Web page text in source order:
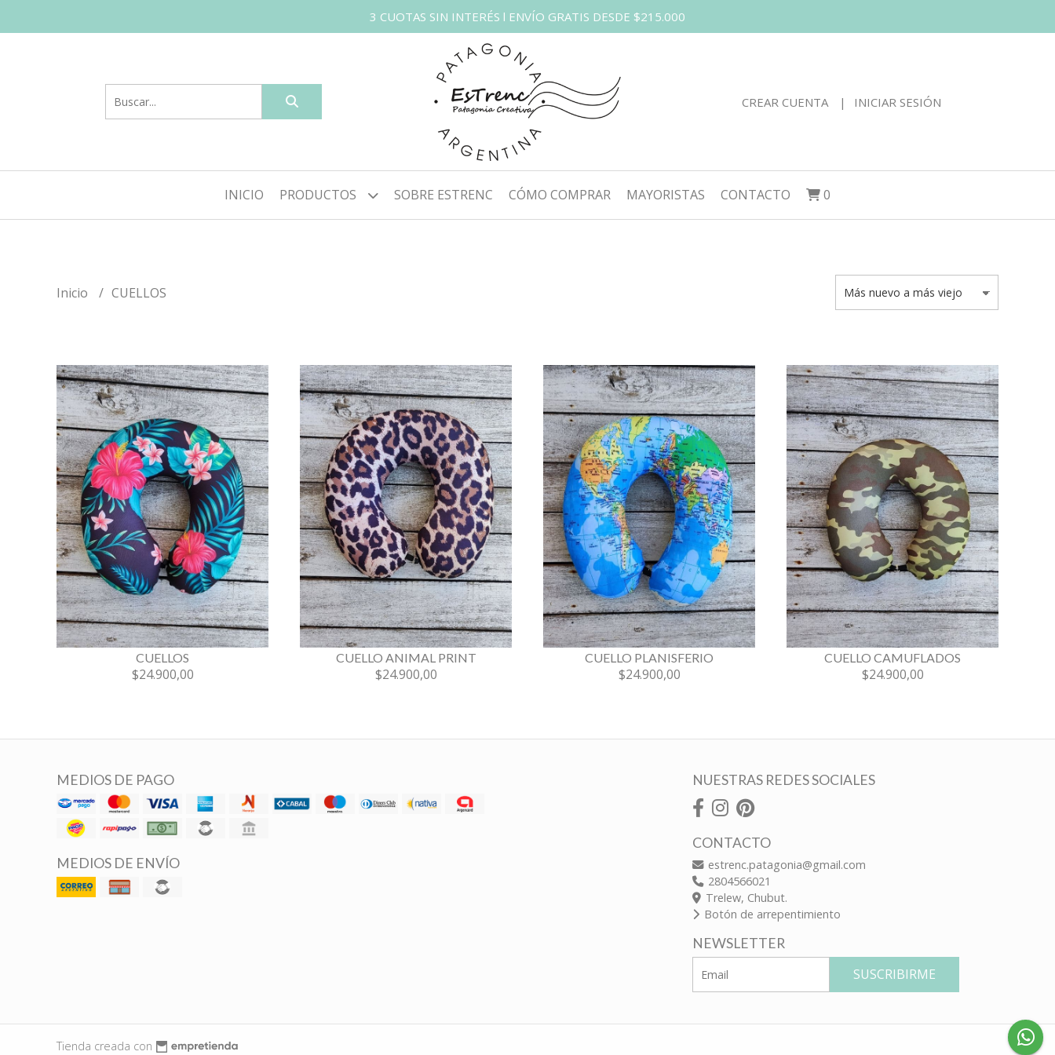
3 CUOTAS SIN INTERÉS l ENVÍO GRATIS DESDE $215.000
CREAR CUENTA INICIAR SESIÓN
INICIO PRODUCTOS SOBRE ESTRENC CÓMO COMPRAR MAYORISTAS CONTACTO 0
Inicio CUELLOS
CUELLOS
$24.900,00
CUELLO ANIMAL PRINT
$24.900,00
CUELLO PLANISFERIO
$24.900,00
CUELLO CAMUFLADOS
$24.900,00
MEDIOS DE PAGO
MEDIOS DE ENVÍO
NUESTRAS REDES SOCIALES
CONTACTO
estrenc.patagonia@gmail.com
2804566021
Trelew, Chubut.
Botón de arrepentimiento
NEWSLETTER
SUSCRIBIRME
Tienda creada con